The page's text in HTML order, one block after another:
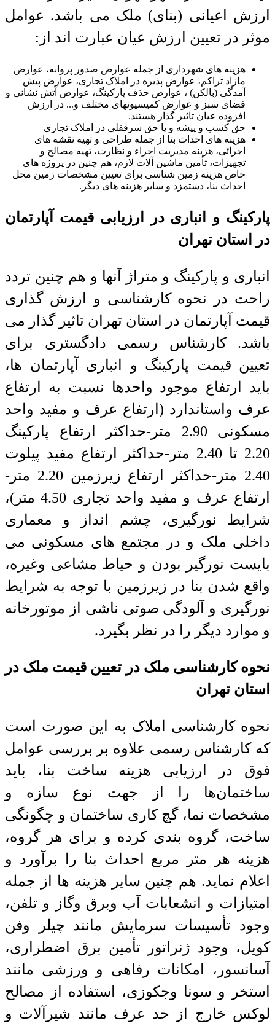
ارزش اعیانی (بنای) ملک می باشد. عوامل
موثر در تعیین ارزش عیان عبارت اند از:
هزینه های شهرداری از جمله عوارض صدور پروانه، عوارض
مازاد تراکم، عوارض پذیره در املاک تجاری، عوارض پیش
آمدگی (بالکن) ، عوارض حذف پارکینگ، عوارض آتش نشانی و
فضای سبز و عوارض کمیسیونهای مختلف و... در ارزش
افزوده عیان تاثیر گذار هستند.
حق کسب و پیشه و یا حق سرقفلی در املاک تجاری
هزینه های احداث بنا از جمله طراحی و تهیه نقشه های
اجرائی، هزینه مدیریت اجراء و نظارت، تهیه مصالح و
تجهیزات، تأمین ماشین آلات لازم، هم چنین در پروژه های
خاص هزینه زمین شناسی برای تعیین مشخصات زمین محل
احداث بنا، دستمزد و سایر هزینه های دیگر.
پارکینگ و انباری در ارزیابی قیمت آپارتمان
در استان تهران
انباری و پارکینگ و متراژ آنها و هم چنین تردد
راحت در نحوه کارشناسی و ارزش گذاری
قیمت آپارتمان در استان تهران تاثیر گذار می
باشد. کارشناس رسمی دادگستری برای
تعیین قیمت پارکینگ و انباری آپارتمان ها،
باید ارتفاع موجود واحدها نسبت به ارتفاع
عرف واستاندارد (ارتفاع عرف و مفید واحد
مسکونی 2.90 متر-حداکثر ارتفاع پارکینگ
2.20 تا 2.40 متر-حداکثر ارتفاع مفید پیلوت
2.40 متر-حداکثر ارتفاع زیرزمین 2.20 متر-
ارتفاع عرف و مفید واحد تجاری 4.50 متر)،
شرایط نورگیری، چشم انداز و معماری
داخلی ملک و در مجتمع های مسکونی می
بایست نورگیر بودن و حیاط مشاعی وغیره،
واقع شدن بنا در زیرزمین با توجه به شرایط
نورگیری و آلودگی صوتی ناشی از موتورخانه
و موارد دیگر را در نظر بگیرد.
نحوه کارشناسی ملک در تعیین قیمت ملک در
استان تهران
نحوه کارشناسی املاک به این صورت است
که کارشناس رسمی علاوه بر بررسی عوامل
فوق در ارزیابی هزینه ساخت بنا، باید
ساختمان‌ها را از جهت نوع سازه و
مشخصات نما، گچ کاری ساختمان و چگونگی
ساخت، گروه بندی کرده و برای هر گروه،
هزینه هر متر مربع احداث بنا را برآورد و
اعلام نماید. هم چنین سایر هزینه ها از جمله
امتیازات و انشعابات آب وبرق وگاز و تلفن،
وجود تأسیسات سرمایش مانند چیلر وفن
کویل، وجود ژنراتور تأمین برق اضطراری،
آسانسور، امکانات رفاهی و ورزشی مانند
استخر و سونا وجکوزی، استفاده از مصالح
لوکس خارج از حد عرف مانند شیرآلات و